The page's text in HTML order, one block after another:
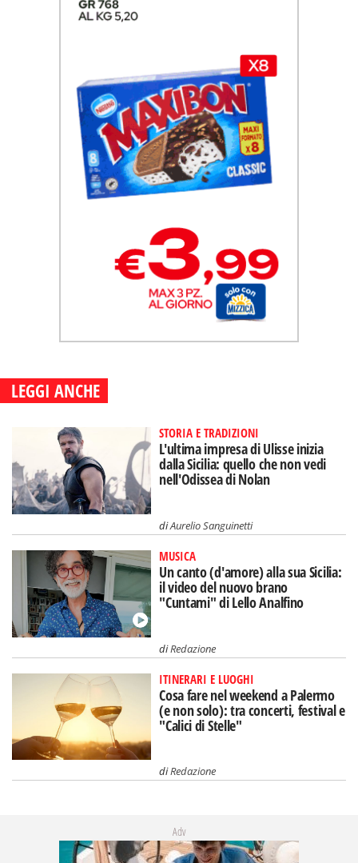
LEGGI ANCHE
STORIA E TRADIZIONI
L'ultima impresa di Ulisse inizia
dalla Sicilia: quello che non vedi
nell'Odissea di Nolan
diAurelio Sanguinetti
MUSICA
Un canto (d'amore) alla sua Sicilia:
il video del nuovo brano
"Cuntami" di Lello Analfino
diRedazione
ITINERARI E LUOGHI
Cosa fare nel weekend a Palermo
(e non solo): tra concerti, festival e
"Calici di Stelle"
diRedazione
Adv